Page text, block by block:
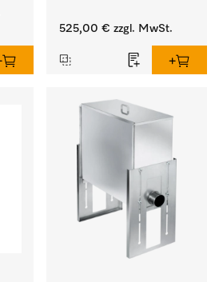
Waschmaschine und
525,00 € zzgl. MwSt.